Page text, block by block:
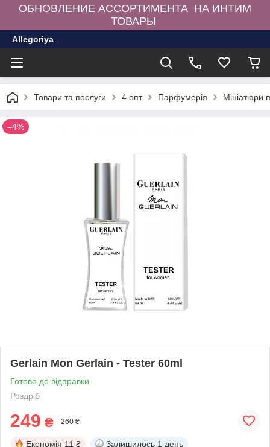
ОБНОВЛЕНИЕ АССОРТИМЕНТА НА ИНТИМ
ТОВАРЫ
Allegoriya
Товари та послуги 4 опт Парфумерія Мініатюри
–4%
Gerlain Mon Gerlain - Tester 60ml
Готово до відправки
Роздріб
249 ₴ 260 ₴
Економія 11 ₴ Залишилось 1 день